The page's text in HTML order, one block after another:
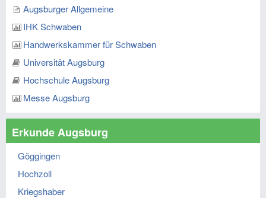
Augsburger Allgemeine
IHK Schwaben
Handwerkskammer für Schwaben
Universität Augsburg
Hochschule Augsburg
Messe Augsburg
Erkunde Augsburg
Göggingen
Hochzoll
Kriegshaber